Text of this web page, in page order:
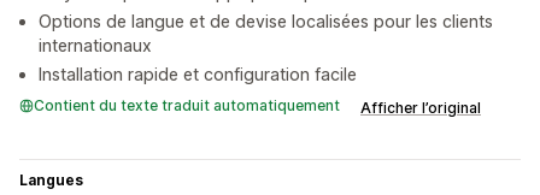
Options de langue et de devise localisées pour les clients
internationaux
Installation rapide et configuration facile
Contient du texte traduit automatiquement Afficher l’original
Langues